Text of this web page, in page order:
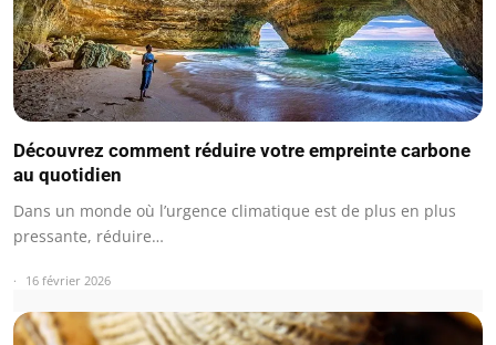
Découvrez comment réduire votre empreinte carbone
au quotidien
Dans un monde où l’urgence climatique est de plus en plus
pressante, réduire…
16 février 2026